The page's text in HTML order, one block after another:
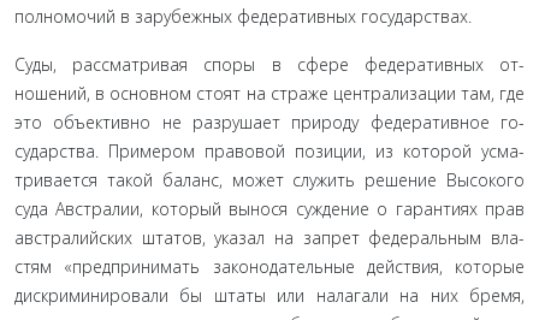
полномо­чий в зарубежных федеративных государствах.
Суды, рассматривая споры в сфере федеративных от­
ношений, в основном стоят на страже централизации там, где
это объективно не разрушает природу федеративное го­
сударства. Примером правовой позиции, из которой усма­
тривается такой баланс, может служить решение Высокого
суда Австралии, который вынося суждение о гарантиях прав
австралийских штатов, указал на запрет федеральным вла­
стям «предпринимать законодательные действия, которые
дискриминировали бы штаты или налагали на них бремя,